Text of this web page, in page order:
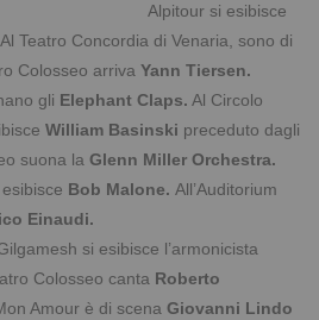
Alpitour si esibisce
Al Teatro Concordia di Venaria, sono di
Colosseo arrivaYann Tiersen.
gli Elephant Claps. Al Circolo
William Basinski preceduto dagli
suona laGlenn Miller Orchestra.
Bob Malone.All’Auditorium
Einaudi.
si esibisce l’armonicista
Colosseo canta Roberto
Amour è di scenaGiovanni Lindo